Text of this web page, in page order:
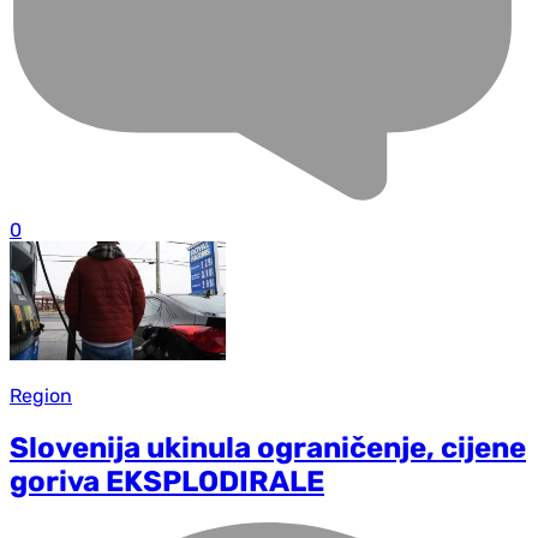
0
Region
Slovenija ukinula ograničenje, cijene
goriva EKSPLODIRALE